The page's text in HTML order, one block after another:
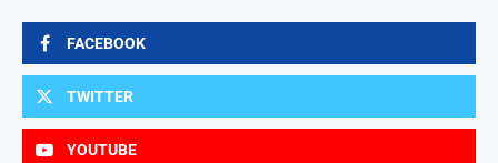
FACEBOOK
TWITTER
YOUTUBE